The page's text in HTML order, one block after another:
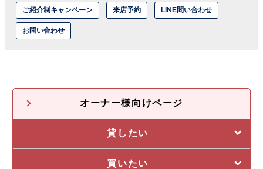
ご紹介制キャンペーン 来店予約 LINE問い合わせ
お問い合わせ
オーナー様向けページ
貸したい
選ばれる5つの理由
買いたい